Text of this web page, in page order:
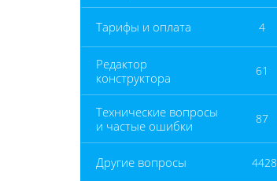
Тарифы и оплата 4
Редактор
конструктора
61
Технические вопросы
и частые ошибки
87
Другие вопросы 4428